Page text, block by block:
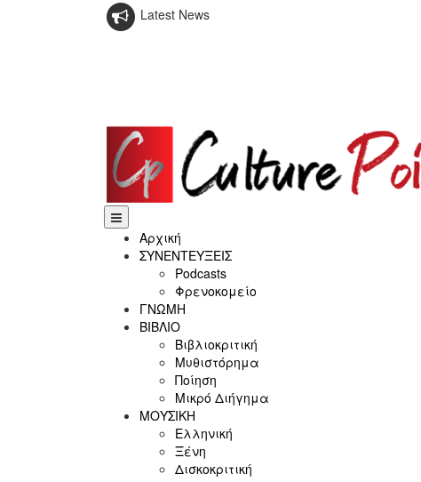
Latest News
Αρχική
ΣΥΝΕΝΤΕΥΞΕΙΣ
Podcasts
Φρενοκομείο
ΓΝΩΜΗ
ΒΙΒΛΙΟ
Βιβλιοκριτική
Μυθιστόρημα
Ποίηση
Μικρό Διήγημα
ΜΟΥΣΙΚΗ
Ελληνική
Ξένη
Δισκοκριτική